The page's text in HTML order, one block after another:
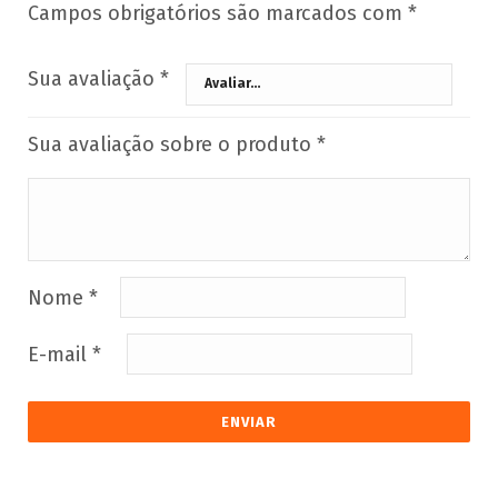
Campos obrigatórios são marcados com *
Sua avaliação *
Sua avaliação sobre o produto *
Nome *
E-mail *